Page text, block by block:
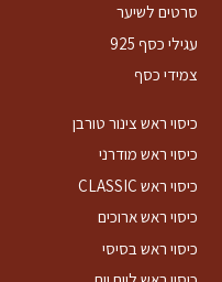
סרטים לשיער
עגילי כסף 925
צמידי כסף
כיסוי ראש צינור טורבן
כיסוי ראש מודרני
כיסוי ראש CLASSIC
כיסוי ראש ארוכים
כיסוי ראש בסיסי